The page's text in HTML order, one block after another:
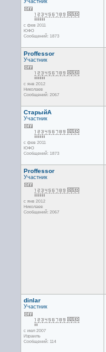
Участник
с фев 2011
ЮФО
Сообщений: 1873
Proffessor
Участник
с янв 2012
Николаев
Сообщений: 2067
СтарыйА
Участник
с фев 2011
ЮФО
Сообщений: 1873
Proffessor
Участник
с янв 2012
Николаев
Сообщений: 2067
dinlar
Участник
с июл 2007
Израиль
Сообщений: 114